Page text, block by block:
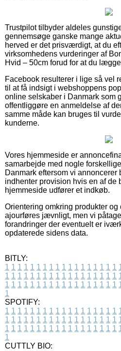
Trustpilot tilbyder aldeles
gennemsøge ganske mange
herved er det prisværdigt, at du
virksomhedens vurderinger af
Hvid – 50cm forud for at du
Facebook resulterer i lige så vel
til at få indsigt i webshoppens
online selskaber i Danmark som
offentliggøre en anmeldelse af
samme måde kan bruges til
kunderne.
Vores hjemmeside er
samarbejde med nogle
Danmark eftersom vi annoncerer
indhenter provision hvis en af de
hjemmeside udfører et indkøb.
Orientering omkring produkter
ajourføres jævnligt, men vi
forandringer der eventuelt er
opdaterede sidens data.
BITLY:
1 1 1 1 1 1 1 1 1 1 1 1 1 1 1 1 1 1
1 1 1 1 1 1 1 1 1 1 1 1 1 1 1 1 1 1
1 1 1 1 1 1 1 1 1 1 1 1 1 1 1 1 1 1
1
SPOTIFY:
1 1 1 1 1 1 1 1 1 1 1 1 1 1 1 1 1 1
1 1 1 1 1 1 1 1 1 1 1 1 1 1 1 1 1 1
1 1 1 1 1 1 1 1 1 1 1 1 1 1 1 1 1 1
1
CUTTLY BIO: